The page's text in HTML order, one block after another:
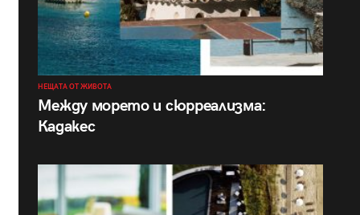
НЕЩАТА ОТ ЖИВОТА
Между морето и сюрреализма:
Кадакес